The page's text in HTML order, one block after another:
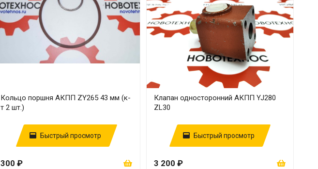
Кольцо поршня АКПП ZY265 43 мм (к-
т 2 шт.)
Быстрый просмотр
300 ₽
Клапан односторонний АКПП YJ280
ZL30
Быстрый просмотр
3 200 ₽